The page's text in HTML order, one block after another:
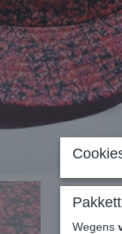
Wegens